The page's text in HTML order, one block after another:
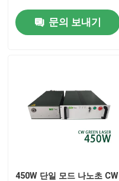
문의 보내기
450W 단일 모드 나노초 CW